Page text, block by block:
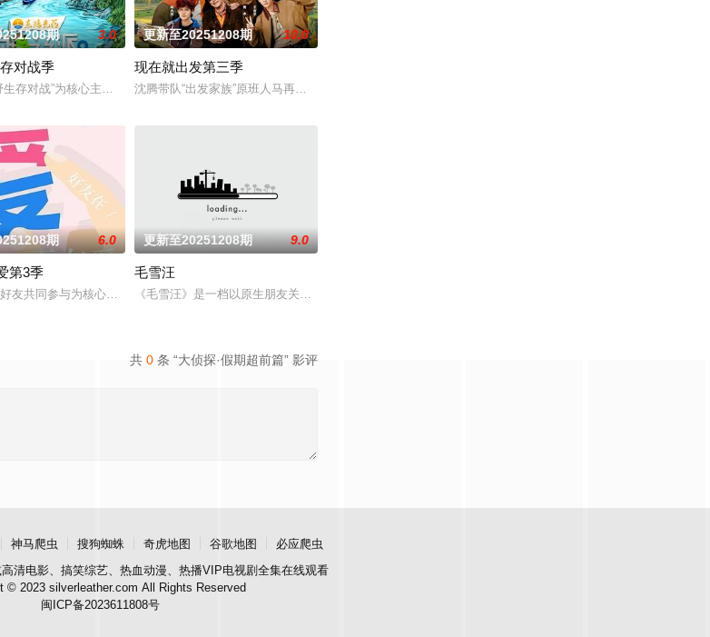
之旅。他们将直面生态与经济
屏融合的“破壁”生态来持续打造音乐节目新品牌，挖掘培养
期 3.0
对战季
生存对战”为核心主题，嘉宾们在为期十天的挑战中，围绕团队荣誉展开竞争，同时需要在生存需求与竞
更新至20251208期 10.0
现在就出发第三季
沈腾带队“出发家族”原班人马再次奔赴自然秘境，并首次出国野游，理想型旅途穿越四季奇景，掀起“欢乐洪流”
，链接观众、明星与作
欢乐派对马上开启～
期 6.0
第3季
友共同参与为核心模式，嘉宾通过组队完成特定任务、互动交流等方式，从朋友关系逐步向恋人方向探索
更新至20251208期 9.0
毛雪汪
《毛雪汪》是一档以原生朋友关系为切入点的场景化真人秀综艺节目。节目以友情为纽带，以“毛雪汪之家”为
共 0 条 “大侦探·假期超前篇” 影评
神马爬虫 搜狗蜘蛛 奇虎地图 谷歌地图
必应爬虫
清电影、搞笑综艺、热血动漫、热播VIP电视剧全集在线观看
© 2023 silverleather.com All Rights Reserved
闽ICP备2023611808号